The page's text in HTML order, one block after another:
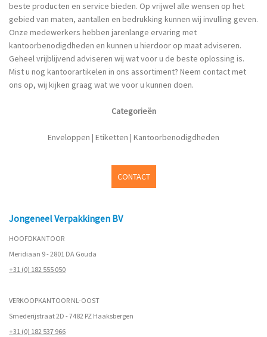
beste producten en service bieden. Op vrijwel alle wensen op het
gebied van maten, aantallen en bedrukking kunnen wij invulling geven.
Onze medewerkers hebben jarenlange ervaring met
kantoorbenodigdheden en kunnen u hierdoor op maat adviseren.
Geheel vrijblijvend adviseren wij wat voor u de beste oplossing is.
Mist u nog kantoorartikelen in ons assortiment? Neem contact met
ons op, wij kijken graag wat we voor u kunnen doen.
Categorieën
Enveloppen | Etiketten | Kantoorbenodigdheden
CONTACT
Jongeneel Verpakkingen BV
HOOFDKANTOOR
Meridiaan 9 - 2801 DA Gouda
+31 (0) 182 555 050
VERKOOPKANTOOR NL-OOST
Smederijstraat 2D - 7482 PZ Haaksbergen
+31 (0) 182 537 966